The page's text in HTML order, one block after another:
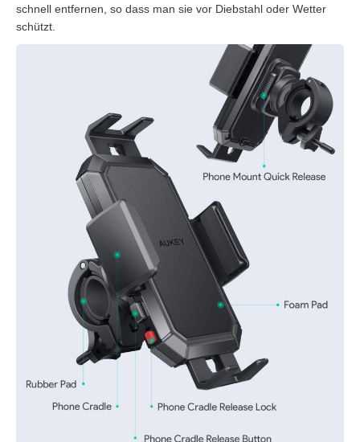
schnell entfernen, so dass man sie vor Diebstahl oder Wetter
schützt.